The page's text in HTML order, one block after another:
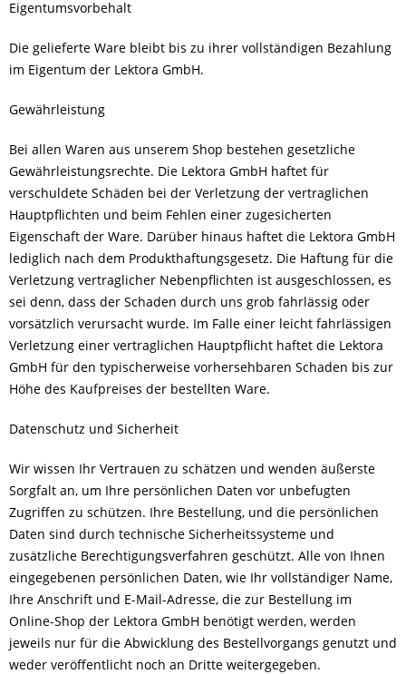
Eigentumsvorbehalt
Die gelieferte Ware bleibt bis zu ihrer vollständigen Bezahlung
im Eigentum der Lektora GmbH.
Gewährleistung
Bei allen Waren aus unserem Shop bestehen gesetzliche
Gewährleistungsrechte. Die Lektora GmbH haftet für
verschuldete Schäden bei der Verletzung der vertraglichen
Hauptpflichten und beim Fehlen einer zugesicherten
Eigenschaft der Ware. Darüber hinaus haftet die Lektora GmbH
lediglich nach dem Produkthaftungsgesetz. Die Haftung für die
Verletzung vertraglicher Nebenpflichten ist ausgeschlossen, es
sei denn, dass der Schaden durch uns grob fahrlässig oder
vorsätzlich verursacht wurde. Im Falle einer leicht fahrlässigen
Verletzung einer vertraglichen Hauptpflicht haftet die Lektora
GmbH für den typischerweise vorhersehbaren Schaden bis zur
Höhe des Kaufpreises der bestellten Ware.
Datenschutz und Sicherheit
Wir wissen Ihr Vertrauen zu schätzen und wenden äußerste
Sorgfalt an, um Ihre persönlichen Daten vor unbefugten
Zugriffen zu schützen. Ihre Bestellung, und die persönlichen
Daten sind durch technische Sicherheitssysteme und
zusätzliche Berechtigungsverfahren geschützt. Alle von Ihnen
eingegebenen persönlichen Daten, wie Ihr vollständiger Name,
Ihre Anschrift und E-Mail-Adresse, die zur Bestellung im
Online-Shop der Lektora GmbH benötigt werden, werden
jeweils nur für die Abwicklung des Bestellvorgangs genutzt und
weder veröffentlicht noch an Dritte weitergegeben.